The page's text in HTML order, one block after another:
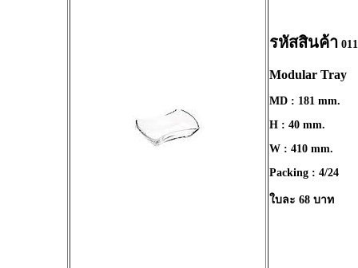
รหัสสินค้า
Modular Tray
MD : 181 mm.
H : 40 mm.
W : 410 mm.
Packing : 4/24
ใบละ 68 บาท